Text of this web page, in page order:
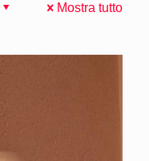
Mostra tutto